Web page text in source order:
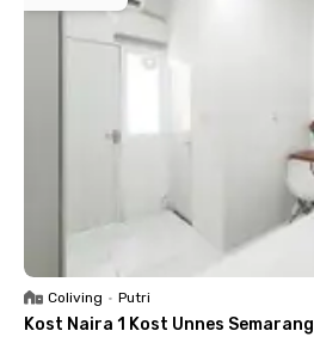
Coliving • Putri
Kost Naira 1 Kost Unnes Semarang